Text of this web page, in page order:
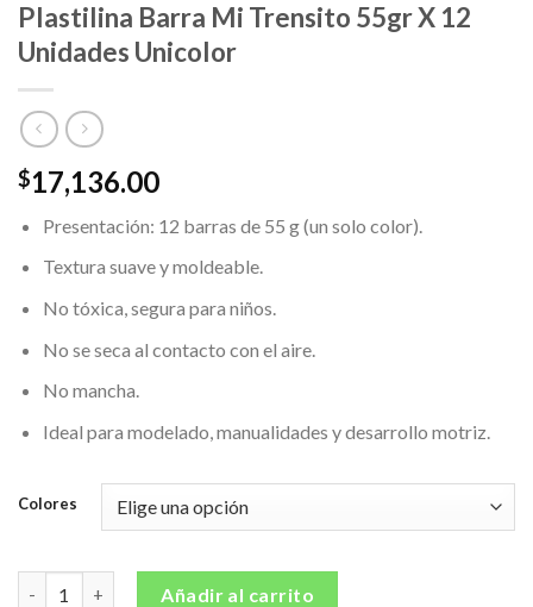
Plastilina Barra Mi Trensito 55gr X 12
Unidades Unicolor
$17,136.00
Presentación: 12 barras de 55 g (un solo color).
Textura suave y moldeable.
No tóxica, segura para niños.
No se seca al contacto con el aire.
No mancha.
Ideal para modelado, manualidades y desarrollo motriz.
Colores
Añadir al carrito